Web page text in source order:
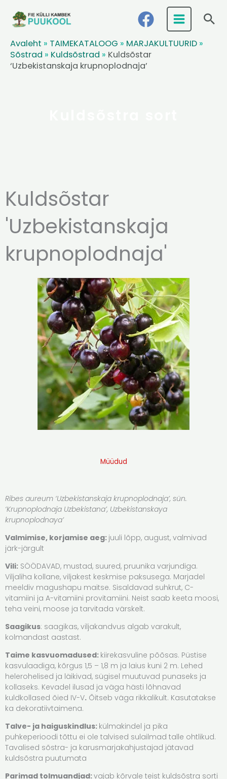
Avaleht » TAIMEKATALOOG » MARJAKULTUURID »
Sõstrad » Kuldsõstrad » Kuldsõstar
‘Uzbekistanskaja krupnoplodnaja’
Kuldsõstar
'Uzbekistanskaja
krupnoplodnaja'
Müüdud
Ribes aureum ‘Uzbekistanskaja krupnoplodnaja’, sün.
‘Krupnoplodnaja Uzbekistana’, Uzbekistanskaya
krupnoplodnaya’
Valmimise, korjamise aeg: juuli lõpp, august, valmivad
järk-järgult
Vili: SÖÖDAVAD, mustad, suured, pruunika varjundiga.
Viljaliha kollane, viljakest keskmise paksusega. Marjadel
meeldiv magushapu maitse. Sisaldavad suhkrut, C-
vitamiini ja A-vitamiini provitamiini. Neist saab keeta moosi,
teha veini, moose ja tarvitada värskelt.
Saagikus: saagikas, viljakandvus algab varakult,
kolmandast aastast.
Taime kasvuomadused: kiirekasvuline põõsas. Püstise
kasvulaadiga, kõrgus 1,5 – 1,8 m ja laius kuni 2 m. Lehed
helerohelised ja läikivad, sügisel muutuvad punaseks ja
kollaseks. Kevadel ilusad ja väga hästi lõhnavad
kuldkollased õied IV-V. Õitseb väga rikkalikult. Kasutatakse
ka dekoratiivtaimena.
Talve- ja haiguskindlus: külmakindel ja pika
puhkeperioodi tõttu ei ole talvised sulailmad talle ohtlikud.
Tavalised sõstra- ja karusmarjakahjustajad jätavad
kuldsõstra puutumata
Parimad tolmuandjad:vajab kõrvale teist kuldsõstra sorti